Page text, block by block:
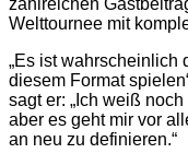
Welttournee mit
„Es ist wahrscheinlich
diesem Format
sagt er: „Ich weiß
aber es geht mir vor
an neu zu definieren.“